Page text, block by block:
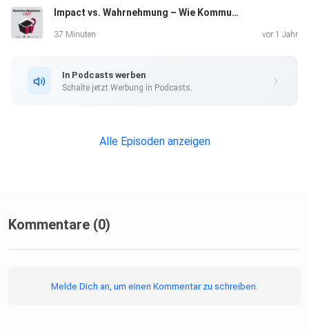
Impact vs. Wahrnehmung – Wie Kommunikation wirklich wirkt
37 Minuten vor 1 Jahr
In Podcasts werben
Schalte jetzt Werbung in Podcasts.
Alle Episoden anzeigen
Kommentare (0)
Melde Dich an, um einen Kommentar zu schreiben.